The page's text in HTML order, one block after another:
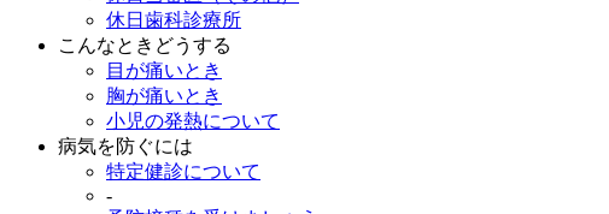
休日歯科診療所
こんなときどうする
目が痛いとき
胸が痛いとき
小児の発熱について
病気を防ぐには
特定健診について
-